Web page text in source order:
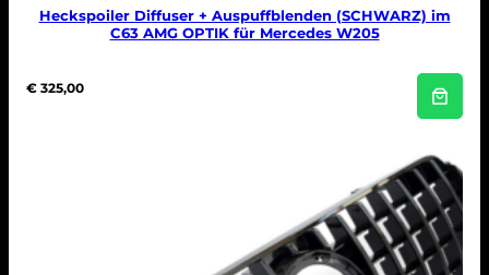
Heckspoiler Diffuser + Auspuffblenden (SCHWARZ) im
C63 AMG OPTIK für Mercedes W205
€ 325,00